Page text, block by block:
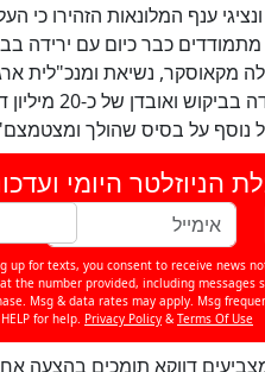
ענף המלונאות הזהירו
כבר כיום עם ירידה
"כשאנחנו
נוסף על בסיס שהולך
הניוזלטר היומי
up for texts, you consent to receive news
the number provided, including messages
Msg & data rates may apply. Msg
for help. Privacy Policy & Terms Of Use